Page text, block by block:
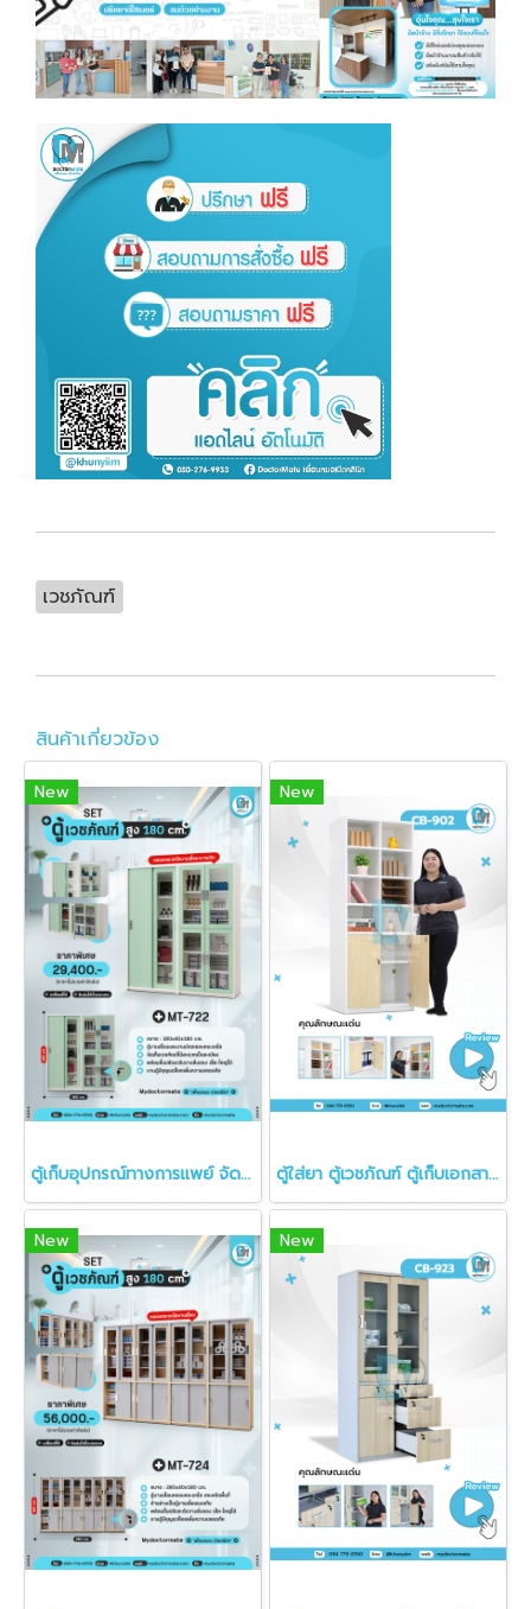
เวชภัณฑ์
สินค้าเกี่ยวข้อง
New
ตู้เก็บอุปกรณ์ทางการแพย์ จัดระเบียบเวชภัณฑ์ โรงพยาบาล MT-722
New
ตู้ใส่ยา ตู้เวชภัณฑ์ ตู้เก็บเอกสาร ตู้ในคลินิก
New New